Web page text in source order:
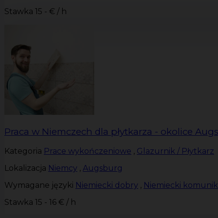
Stawka 15 - € / h
Praca w Niemczech dla płytkarza - okolice
Kategoria Prace wykończeniowe , Glazurnik / Płytkarz
Lokalizacja Niemcy , Augsburg
Wymagane języki Niemiecki dobry , Niemiecki
Stawka 15 - 16 € / h